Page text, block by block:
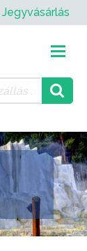
Jegyvásárlás